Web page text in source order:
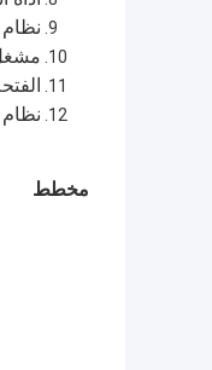
مشغل
نظام
مخطط